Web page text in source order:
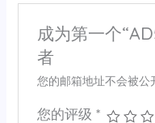
成为第一个
者
您的邮箱地址不会被公
您的评级 *